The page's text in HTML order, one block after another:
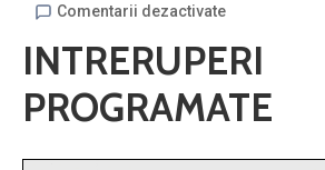
Comentarii dezactivate
INTRERUPERI
PROGRAMATE